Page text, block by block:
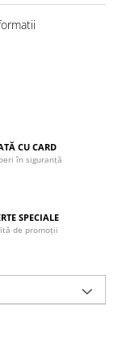
CU CARD
în siguranță
SPECIALE
de promoții